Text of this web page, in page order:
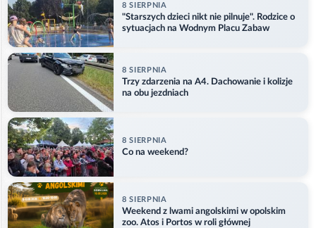
8 SIERPNIA
"Starszych dzieci nikt nie pilnuje". Rodzice o
sytuacjach na Wodnym Placu Zabaw
8 SIERPNIA
Trzy zdarzenia na A4. Dachowanie i kolizje
na obu jezdniach
8 SIERPNIA
Co na weekend?
8 SIERPNIA
Weekend z lwami angolskimi w opolskim
zoo. Atos i Portos w roli głównej